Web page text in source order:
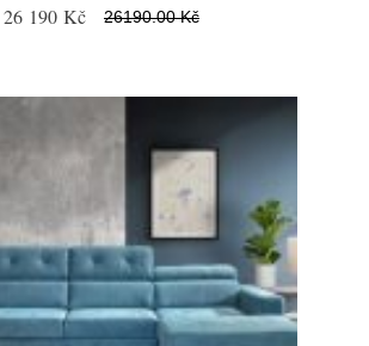
26 190 Kč 26190.00 Kč